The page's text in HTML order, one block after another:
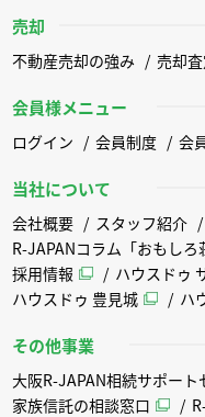
売却
不動産売却の強み 売却
会員様メニュー
ログイン 会員制度 会
当社について
会社概要 スタッフ紹介
R-JAPANコラム「おもしろ
採用情報
ハウスドゥ
ハウスドゥ 豊見城
ハ
その他事業
大阪R-JAPAN相続サポート
家族信託の相談窓口